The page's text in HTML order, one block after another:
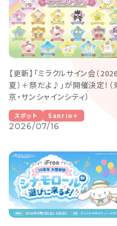
【更新】「ミラクルサイン会（2026
夏）＋祭だよ♪」が開催決定！（
京・サンシャインシティ）
スポット Sanrio＋
2026/07/16